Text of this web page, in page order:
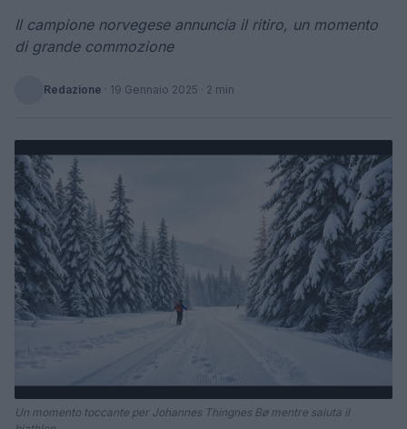
Il campione norvegese annuncia il ritiro, un momento
di grande commozione
Redazione · 19 Gennaio 2025 · 2 min
Un momento toccante per Johannes Thingnes Bø mentre saluta il